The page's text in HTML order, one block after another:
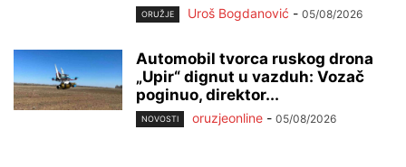
ORUŽJE Uroš Bogdanović - 05/08/2026
Automobil tvorca ruskog drona
„Upir“ dignut u vazduh: Vozač
poginuo, direktor...
NOVOSTI oruzjeonline - 05/08/2026